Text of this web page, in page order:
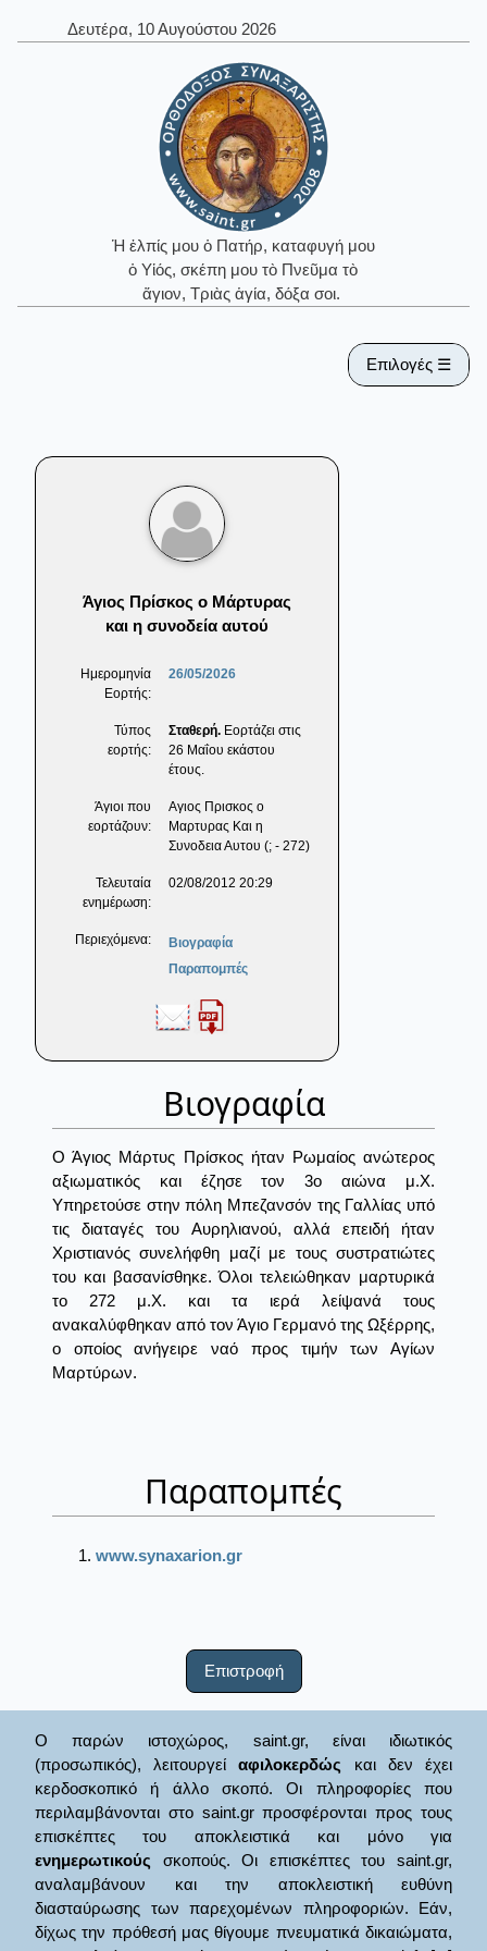
Δευτέρα, 10 Αυγούστου 2026
Ἡ ἐλπίς μου ὁ Πατήρ, καταφυγή μου
ὁ Υἱός, σκέπη μου τὸ Πνεῦμα τὸ
ἅγιον, Τριὰς ἁγία, δόξα σοι.
Επιλογές ☰
Άγιος Πρίσκος ο Μάρτυρας
και η συνοδεία αυτού
Ημερομηνία
Εορτής:
26/05/2026
Τύπος
εορτής:
Σταθερή. Εορτάζει στις
26 Μαΐου εκάστου
έτους.
Άγιοι που
εορτάζουν:
Αγιος Πρισκος ο
Μαρτυρας Και η
Συνοδεια Αυτου (; - 272)
Τελευταία
ενημέρωση:
02/08/2012 20:29
Περιεχόμενα:
Βιογραφία
Παραπομπές
Βιογραφία
Ο Άγιος Μάρτυς Πρίσκος ήταν Ρωμαίος ανώτερος
αξιωματικός και έζησε τον 3ο αιώνα μ.Χ.
Υπηρετούσε στην πόλη Μπεζανσόν της Γαλλίας υπό
τις διαταγές του Αυρηλιανού, αλλά επειδή ήταν
Χριστιανός συνελήφθη μαζί με τους συστρατιώτες
του και βασανίσθηκε. Όλοι τελειώθηκαν μαρτυρικά
το 272 μ.Χ. και τα ιερά λείψανά τους
ανακαλύφθηκαν από τον Άγιο Γερμανό της Ωξέρρης,
ο οποίος ανήγειρε ναό προς τιμήν των Αγίων
Μαρτύρων.
Παραπομπές
www.synaxarion.gr
Επιστροφή
Ο παρών ιστοχώρος, saint.gr, είναι ιδιωτικός
(προσωπικός), λειτουργείαφιλοκερδώς και δεν έχει
κερδοσκοπικό ή άλλο σκοπό. Οι πληροφορίες που
περιλαμβάνονται στο saint.gr προσφέρονται προς τους
επισκέπτες του αποκλειστικά και μόνο για
ενημερωτικούς σκοπούς. Οι επισκέπτες του saint.gr,
αναλαμβάνουν και την αποκλειστική ευθύνη
διασταύρωσης των παρεχομένων πληροφοριών. Εάν,
δίχως την πρόθεσή μας θίγουμε πνευματικά δικαιώματα,